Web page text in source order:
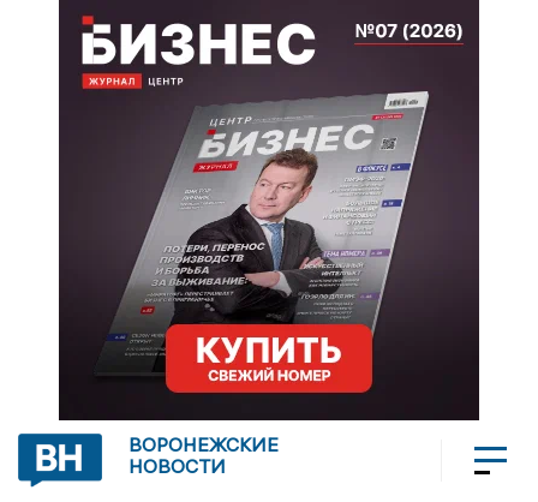
ВОРОНЕЖСКИЕ
НОВОСТИ